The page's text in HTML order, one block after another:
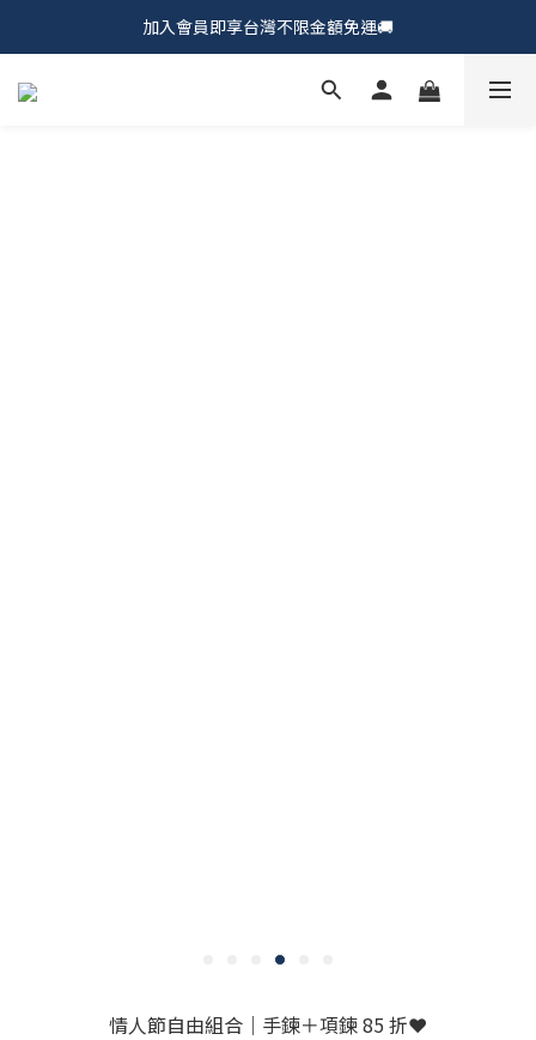
𝗖𝗵𝘂𝗠𝗘 𝗗𝗢𝗧｜新品上市𝟵𝟱折🍩
加入會員即享台灣不限金額免運🚚
𝗖𝗵𝘂𝗠𝗘 𝗗𝗢𝗧｜新品上市𝟵𝟱折🍩
情人節自由組合｜手鍊＋項鍊 85 折❤️